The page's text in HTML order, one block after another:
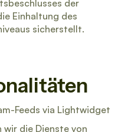
der
Einhaltung des
sicherstellt.
Feeds via Lightwidget
die Dienste von